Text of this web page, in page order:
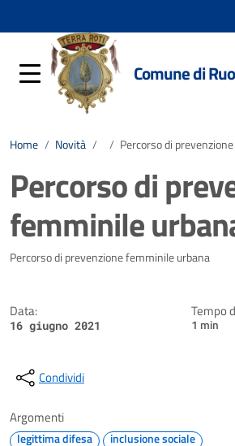
Comune di
Home / Novità / / Percorso di
Percorso di
femminile
Dettagli della notizia
Percorso di prevenzione femminile urbana
Data:
16 giugno 2021
Tempo
1 min
Condividi
Argomenti
legittima difesa inclusione sociale